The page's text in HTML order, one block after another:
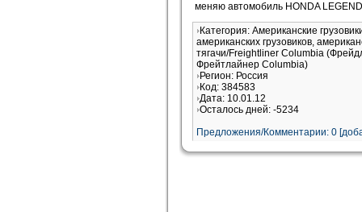
меняю автомобиль HONDA
Категория: Американские
американских грузовиков,
тягачи/Freightliner Columbia
Фрейтлайнер Columbia)
Регион: Россия
Код: 384583
Дата: 10.01.12
Осталось дней: -5234
Предложения/Комментарии: 0